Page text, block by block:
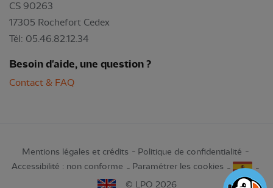
CS 90263
17305 Rochefort Cedex
Tél: 05.46.82.12.34
Besoin d'aide, une question ?
Contact & FAQ
Mentions légales et crédits
Politique de confidentialité
Accessibilité : non conforme
Paramétrer les cookies
© LPO 2026